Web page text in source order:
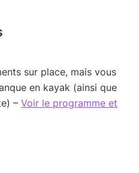
sur place, mais vous
en kayak (ainsi que
– Voir le programme et